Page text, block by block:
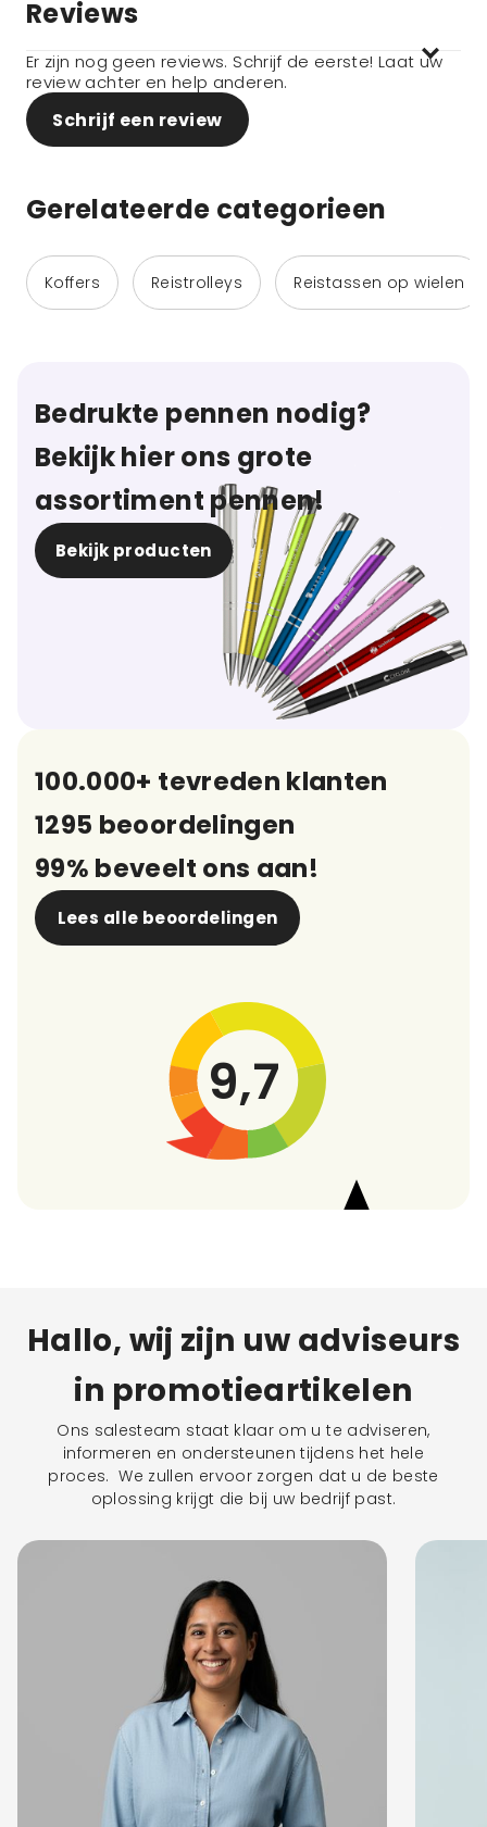
Reviews
Er zijn nog geen reviews. Schrijf de eerste! Laat uw
review achter en help anderen.
Schrijf een review
Gerelateerde categorieen
Koffers Reistrolleys Reistassen op wielen
Bedrukte pennen nodig?
Bekijk hier ons grote
assortiment pennen!
Bekijk producten
100.000+ tevreden klanten
1295 beoordelingen
99% beveelt ons aan!
Lees alle beoordelingen
9,7
Hallo, wij zijn uw adviseurs
in promotieartikelen
Ons salesteam staat klaar om u te adviseren,
informeren en ondersteunen tijdens het hele
proces. We zullen ervoor zorgen dat u de beste
oplossing krijgt die bij uw bedrijf past.